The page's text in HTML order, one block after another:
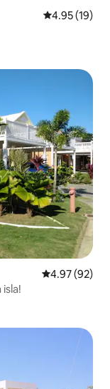
Calificación
4.95 (19)
Calificación
4.97 (92)